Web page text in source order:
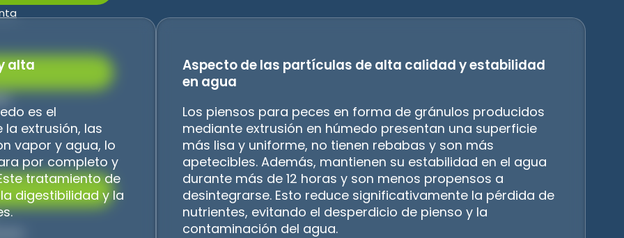
alta
es el
extrusión, las
vapor y agua, lo
por completo y
tratamiento de
digestibilidad y la
Aspecto de las partículas de alta calidad y estabilidad
en agua
Los piensos para peces en forma de gránulos producidos
mediante extrusión en húmedo presentan una superficie
más lisa y uniforme, no tienen rebabas y son más
apetecibles. Además, mantienen su estabilidad en el agua
durante más de 12 horas y son menos propensos a
desintegrarse. Esto reduce significativamente la pérdida de
nutrientes, evitando el desperdicio de pienso y la
contaminación del agua.